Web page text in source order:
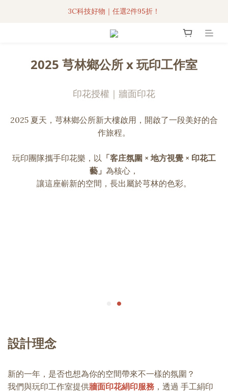
3C科技好物｜任選2件95折！
3C科技好物｜任選2件95折！
聯名iPhone手機殼現貨4折起🔥
超人氣聯名自動傘任2件9折！
2025 芎林鄉公所 x 玩印工作室
印花授權｜牆面印花
2025 夏天，芎林鄉公所新大樓啟用，開啟了一段美好的合
作旅程。
玩印團隊攜手印花樂，以 「客庄氛圍 × 地方視覺 × 印花工
藝」 為核心，
讓這座嶄新的空間，長出屬於芎林的色彩。
設計理念
新的一年，是否也想為你的空間帶來不一樣的氛圍？
我們與玩印工作室提供牆面印花絹印服務 ，透過 手工絹印